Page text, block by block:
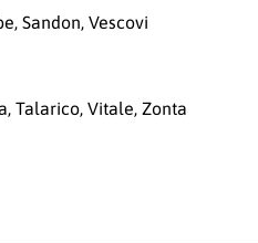
Sandon, Vescovi
Talarico, Vitale, Zonta